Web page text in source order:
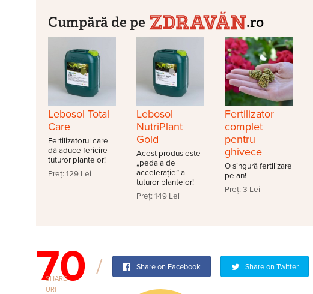
Cumpără de pe .ro
Lebosol Total
Care
Fertilizatorul care
dă aduce fericire
tuturor plantelor!
Preț: 129 Lei
Lebosol
NutriPlant
Gold
Acest produs este
„pedala de
accelerație” a
tuturor plantelor!
Preț: 149 Lei
Fertilizator
complet
pentru
ghivece
O singură fertilizare
pe an!
Preț: 3 Lei
70
SHARE-
URI
Share on Facebook Share on Twitter